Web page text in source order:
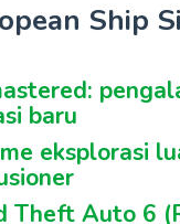
Ship
baru
eksplorasi
Theft Auto 6